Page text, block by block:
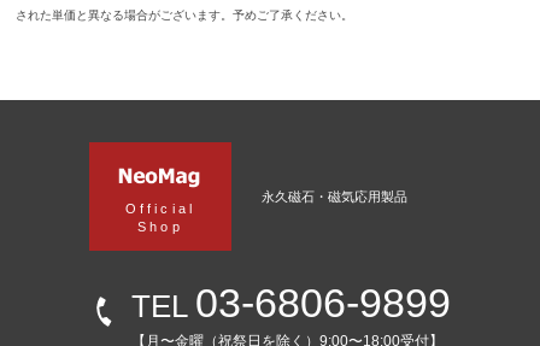
された単価と異なる場合がございます。予めご了承ください。
Official
Shop
永久磁石・磁気応用製品
TEL 03-6806-9899
【月〜金曜（祝祭日を除く）9:00〜18:00受付】